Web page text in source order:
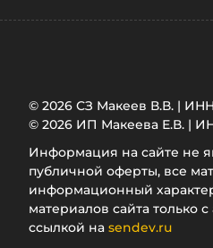
© 2026 СЗ Макеев В.В. | ИНН:
© 2026 ИП Макеева Е.В. |
Информация на сайте не
публичной оферты, все
информационный
материалов сайта только
ссылкой на sendev.ru